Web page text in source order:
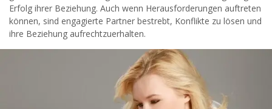
Erfolg ihrer Beziehung. Auch wenn Herausforderungen auftreten
können, sind engagierte Partner bestrebt, Konflikte zu lösen und
ihre Beziehung aufrechtzuerhalten.